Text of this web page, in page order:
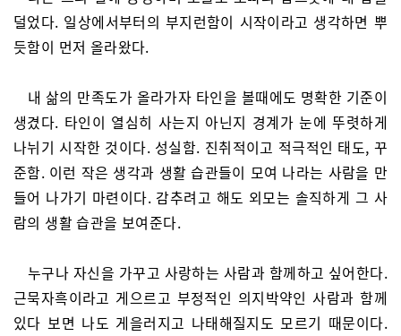
덜었다. 일상에서부터의 부지런함이 시작이라고 생각하면 뿌
듯함이 먼저 올라왔다.
내 삶의 만족도가 올라가자 타인을 볼때에도 명확한 기준이
생겼다. 타인이 열심히 사는지 아닌지 경계가 눈에 뚜렷하게
나뉘기 시작한 것이다. 성실함. 진취적이고 적극적인 태도, 꾸
준함. 이런 작은 생각과 생활 습관들이 모여 나라는 사람을 만
들어 나가기 마련이다. 감추려고 해도 외모는 솔직하게 그 사
람의 생활 습관을 보여준다.
누구나 자신을 가꾸고 사랑하는 사람과 함께하고 싶어한다.
근묵자흑이라고 게으르고 부정적인 의지박약인 사람과 함께
있다 보면 나도 게을러지고 나태해질지도 모르기 때문이다.